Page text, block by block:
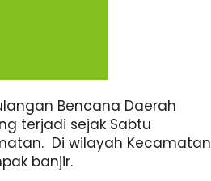
Bencana Daerah
terjadi sejak Sabtu
Di wilayah Kecamatan
banjir.